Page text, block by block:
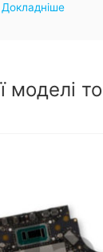
Докладніше
моделі